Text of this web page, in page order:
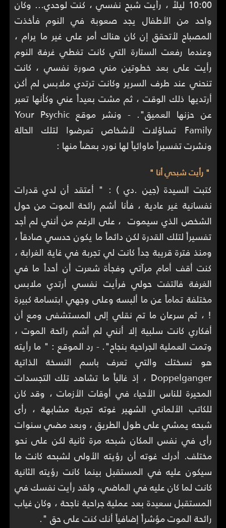
10:00 ليلاً ، رأيت شبح نفسي ، كنت لوحدي... وكان
واحد من الأطفال يجد صعوبة في النوم فأخذت
المصباح لأتحقق إن كان هناك أمر على غير ما يرام ،
وعندما رفعت الستارة التي كانت تغطي غرفة النوم
رأيت على بعد خطوتين مني صورة نفسي ، كانت
تنحني عند طرف السرير وكانت ترتدي ملابس لم أكن
أرتديها ذلك الوقت ، ثم مشت بعيداً عني وكأنها تعبر
عن حزنها العميق". - ونشر موقع Your Psychic
Family تساؤلات لأشخاص تعرضوا لتلك الحالة
ونشرت تفسيراً ماوائياً لها نورد بعضاً منها :
" رأيت شبحي أنا "
كتبت السيدة (جين .دي ) : " أعتقد أن لدي قدرات
نفسانية غير عادية ، فأنا أشم رائحة الموت من حول
الشخص الذي سيموت ، على الرغم من أنني لم أجد
تفسيراً لتلك القدرة لكن دائماً ما يكون حدسي صادقاً ،
ومنذ فترة قريبة جداً كانت لي تجربة في غاية الغرابة ،
كنت أقف أمام مرآتي وفجأة شعرت أن أحداً ما في
الغرفة فالتفت حولي فرأيت نفسي أرتدي ملابس
مختلفة تماماً عن ما ألبسه وعلى وجهي ابتسامة كبيرة
! ، ثم سرعان ما تم نقلي إلى المستشفى ومع أن
أفكاري كانت سلبية إلا أنني لم أشم رائحة الموت ،
وتمت العملية الجراحية بنجاح". - رد الموقع : " ما رأيته
هو نسختك والتي تعرف باسم النسخة الذاتية
Doppelganger ، إذ غالباً ما تشاهد تلك التجسدات
المحيرة للناس الأحياء في أوقات الأزمات ، وقد كان
للكاتب الألماني الشهير غوته تجربة مشابهة ، رأى
شبحه يمشي على طول الطريق ، وبعد مضي سنوات
رأى في نفس المكان شبحه مرة ثانية لكن على نحو
مختلف. أدرك غوته أن رؤيته الأولى لشبحه كانت ما
سيكون عليه في المستقبل بينما كانت رؤيته الثانية
كانت لما كان عليه في الماضي، ولقد رأيت نفسك في
المستقبل سعيدة بعد عملية جراحية ناجحة ، وكان غياب
رائحة الموت مؤشراً إضافياً أنك كنت على حق ".